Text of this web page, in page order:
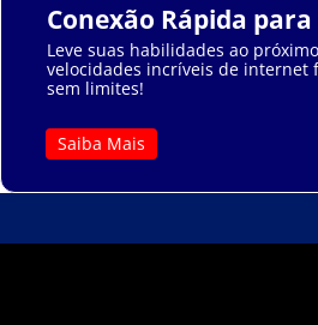
Conexão Rápida
Leve suas habilidades ao
velocidades incríveis de internet
sem limites!
Saiba Mais